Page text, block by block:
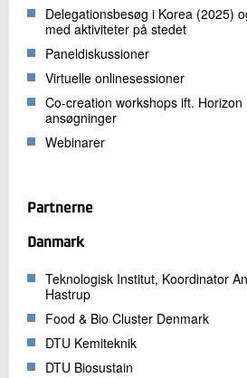
Delegationsbesøg i Korea (2025)
med aktiviteter på stedet
Paneldiskussioner
Virtuelle onlinesessioner
Co-creation workshops ift. Horizon
ansøgninger
Webinarer
Partnerne
Danmark
Teknologisk Institut, Koordinator
Hastrup
Food & Bio Cluster Denmark
DTU Kemiteknik
DTU Biosustain